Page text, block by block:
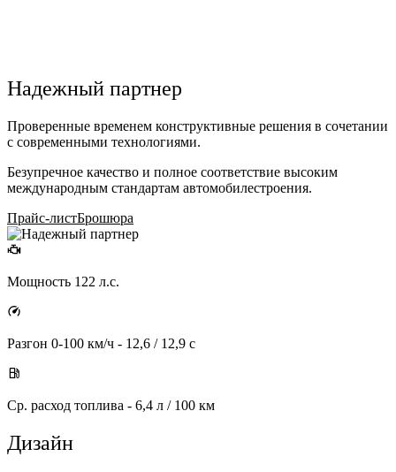
Надежный партнер
Проверенные временем конструктивные решения в сочетании
с современными технологиями.
Безупречное качество и полное соответствие высоким
международным стандартам автомобилестроения.
Прайс-листБрошюра
Мощность 122 л.с.
Разгон 0-100 км/ч - 12,6 / 12,9 с
Ср. расход топлива - 6,4 л / 100 км
Дизайн